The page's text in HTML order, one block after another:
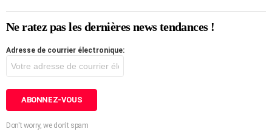
Ne ratez pas les dernières news tendances !
Adresse de courrier électronique:
Don't worry, we don't spam